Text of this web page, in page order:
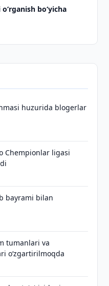
boʻyicha
huzurida blogerlar
Chempionlar ligasi
bayrami bilan
tumanlari va
oʻzgartirilmoqda